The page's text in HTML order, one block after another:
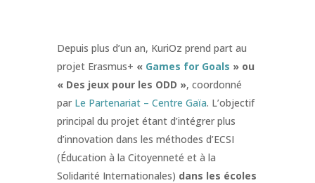
Depuis plus d’un an, KuriOz prend part au
projet Erasmus+ « Games for Goals » ou
« Des jeux pour les ODD », coordonné
par Le Partenariat – Centre Gaïa. L’objectif
principal du projet étant d’intégrer plus
d’innovation dans les méthodes d’ECSI
(Éducation à la Citoyenneté et à la
Solidarité Internationales) dans les écoles